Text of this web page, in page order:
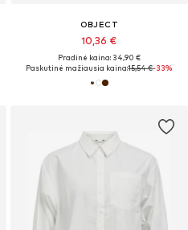
OBJECT
10,36 €
Pradinė kaina: 34,90 €
Paskutinė mažiausia kaina:15,54 €-33%